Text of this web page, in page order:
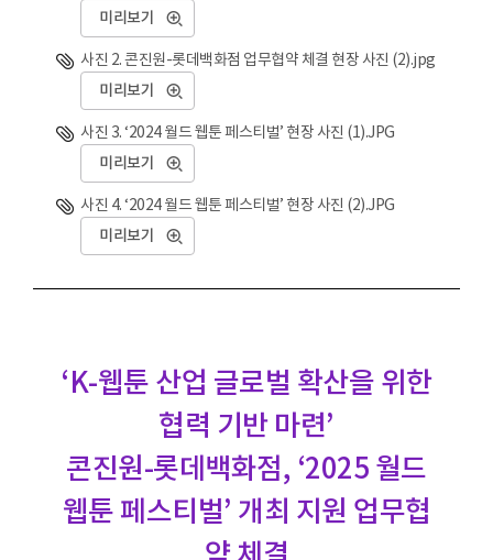
미리보기
사진 2. 콘진원-롯데백화점 업무협약 체결 현장 사진 (2).jpg
미리보기
사진 3. ‘2024 월드 웹툰 페스티벌’ 현장 사진 (1).JPG
미리보기
사진 4. ‘2024 월드 웹툰 페스티벌’ 현장 사진 (2).JPG
미리보기
‘K-웹툰 산업 글로벌 확산을 위한
협력 기반 마련’
콘진원-롯데백화점, ‘2025 월드
웹툰 페스티벌’ 개최 지원 업무협